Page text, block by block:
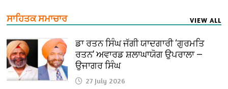
ਸਾਹਿਤਕ ਸਮਾਚਾਰ VIEW ALL
ਡਾ ਰਤਨ ਸਿੰਘ ਜੱਗੀ ਯਾਦਗਾਰੀ ‘ਗੁਰਮਤਿ
ਰਤਨ’ ਅਵਾਰਡ ਸ਼ਲਾਘਾਯੋਗ ਉਪਰਾਲਾ —
ਉਜਾਗਰ ਸਿੰਘ
27 July 2026